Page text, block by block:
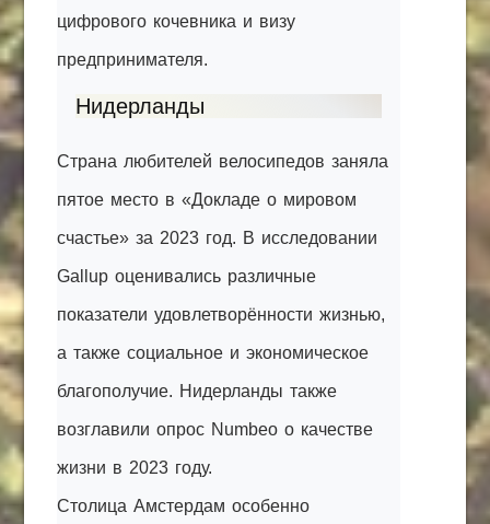
цифрового кочевника и визу
предпринимателя.
Нидерланды
Страна любителей велосипедов заняла
пятое место в «Докладе о мировом
счастье» за 2023 год. В исследовании
Gallup оценивались различные
показатели удовлетворённости жизнью,
а также социальное и экономическое
благополучие. Нидерланды также
возглавили опрос Numbeo о качестве
жизни в 2023 году.
Столица Амстердам особенно